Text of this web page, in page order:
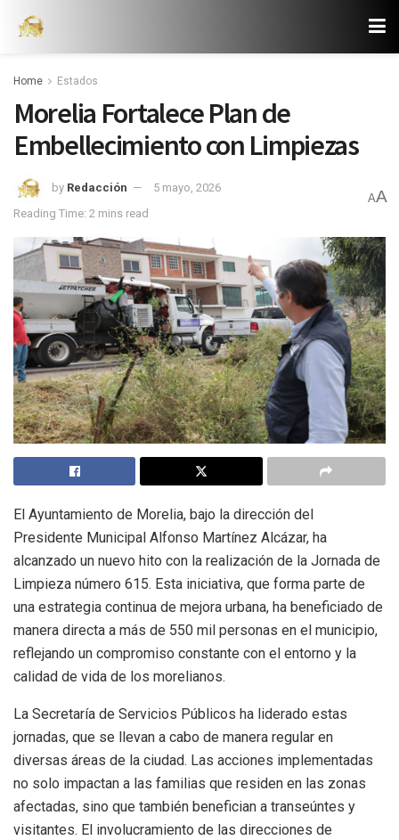
Home Estados
Morelia Fortalece Plan de
Embellecimiento con Limpiezas
by Redacción
5 mayo, 2026
Reading Time: 2 mins read
AA
El Ayuntamiento de Morelia, bajo la dirección del
Presidente Municipal Alfonso Martínez Alcázar, ha
alcanzado un nuevo hito con la realización de la Jornada de
Limpieza número 615. Esta iniciativa, que forma parte de
una estrategia continua de mejora urbana, ha beneficiado de
manera directa a más de 550 mil personas en el municipio,
reflejando un compromiso constante con el entorno y la
calidad de vida de los morelianos.
La Secretaría de Servicios Públicos ha liderado estas
jornadas, que se llevan a cabo de manera regular en
diversas áreas de la ciudad. Las acciones implementadas
no solo impactan a las familias que residen en las zonas
afectadas, sino que también benefician a transeúntes y
visitantes. El involucramiento de las direcciones de